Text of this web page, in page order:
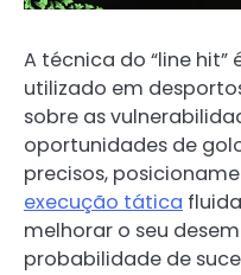
A técnica do “line
utilizado em
sobre as
oportunidades de
precisos,
execução tática
melhorar o seu
probabilidade de